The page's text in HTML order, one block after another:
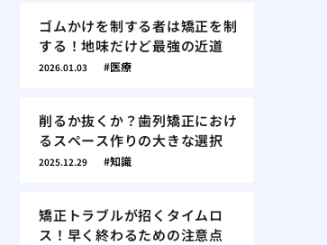
ゴムかけを制する者は矯正を制
する！地味だけど最強の近道
2026.01.03 医療
削るか抜くか？歯列矯正におけ
るスペース作りの大きな選択
2025.12.29 知識
矯正トラブルが招くタイムロ
ス！早く終わるための注意点